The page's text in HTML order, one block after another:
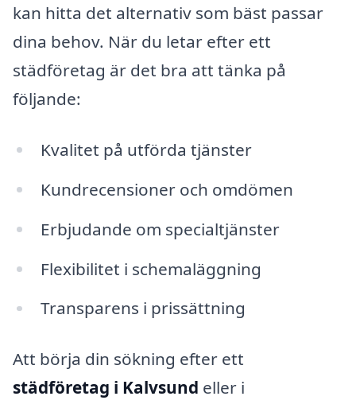
kan hitta det alternativ som bäst passar
dina behov. När du letar efter ett
städföretag är det bra att tänka på
följande:
Kvalitet på utförda tjänster
Kundrecensioner och omdömen
Erbjudande om specialtjänster
Flexibilitet i schemaläggning
Transparens i prissättning
Att börja din sökning efter ett
städföretag i Kalvsund eller i